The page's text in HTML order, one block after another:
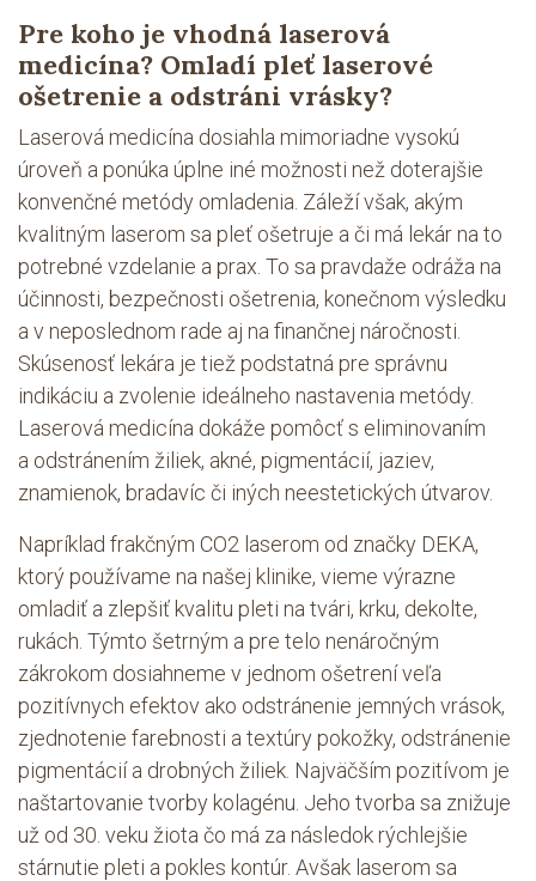
Pre koho je vhodná laserová
medicína? Omladí pleť laserové
ošetrenie a odstráni vrásky?
Laserová medicína dosiahla mimoriadne vysokú
úroveň a ponúka úplne iné možnosti než doterajšie
konvenčné metódy omladenia. Záleží však, akým
kvalitným laserom sa pleť ošetruje a či má lekár na to
potrebné vzdelanie a prax. To sa pravdaže odráža na
účinnosti, bezpečnosti ošetrenia, konečnom výsledku
a v neposlednom rade aj na finančnej náročnosti.
Skúsenosť lekára je tiež podstatná pre správnu
indikáciu a zvolenie ideálneho nastavenia metódy.
Laserová medicína dokáže pomôcť s eliminovaním
a odstránením žiliek, akné, pigmentácií, jaziev,
znamienok, bradavíc či iných neestetických útvarov.
Napríklad frakčným CO2 laserom od značky DEKA,
ktorý používame na našej klinike, vieme výrazne
omladiť a zlepšiť kvalitu pleti na tvári, krku, dekolte,
rukách. Týmto šetrným a pre telo nenáročným
zákrokom dosiahneme v jednom ošetrení veľa
pozitívnych efektov ako odstránenie jemných vrások,
zjednotenie farebnosti a textúry pokožky, odstránenie
pigmentácií a drobných žiliek. Najväčším pozitívom je
naštartovanie tvorby kolagénu. Jeho tvorba sa znižuje
už od 30. veku žiota čo má za následok rýchlejšie
stárnutie pleti a pokles kontúr. Avšak laserom sa